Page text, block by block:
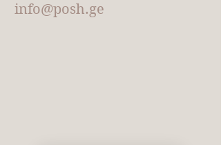
info@posh.ge